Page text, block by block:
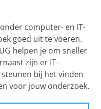
computer- en IT-
goed uit te voeren.
helpen je om sneller
zijn er IT-
bij het vinden
voor jouw onderzoek.